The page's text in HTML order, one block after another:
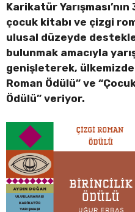
Karikatür Yarışması’nın
çocuk kitabı ve çizgi
ulusal düzeyde
bulunmak amacıyla
genişleterek,
Roman Ödülü” ve
Ödülü” veriyor.